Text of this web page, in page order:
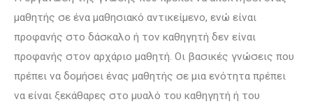
μαθητής σε ένα μαθησιακό αντικείμενο, ενώ είναι
προφανής στο δάσκαλο ή τον καθηγητή δεν είναι
προφανής στον αρχάριο μαθητή. Οι βασικές γνώσεις που
πρέπει να δομήσει ένας μαθητής σε μια ενότητα πρέπει
να είναι ξεκάθαρες στο μυαλό του καθηγητή ή του